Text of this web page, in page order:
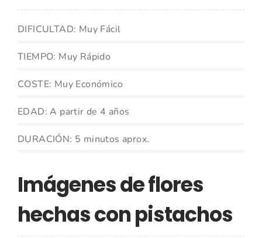
DIFICULTAD: Muy Fácil
TIEMPO: Muy Rápido
COSTE: Muy Económico
EDAD: A partir de 4 años
DURACIÓN: 5 minutos aprox.
Imágenes de flores
hechas con pistachos